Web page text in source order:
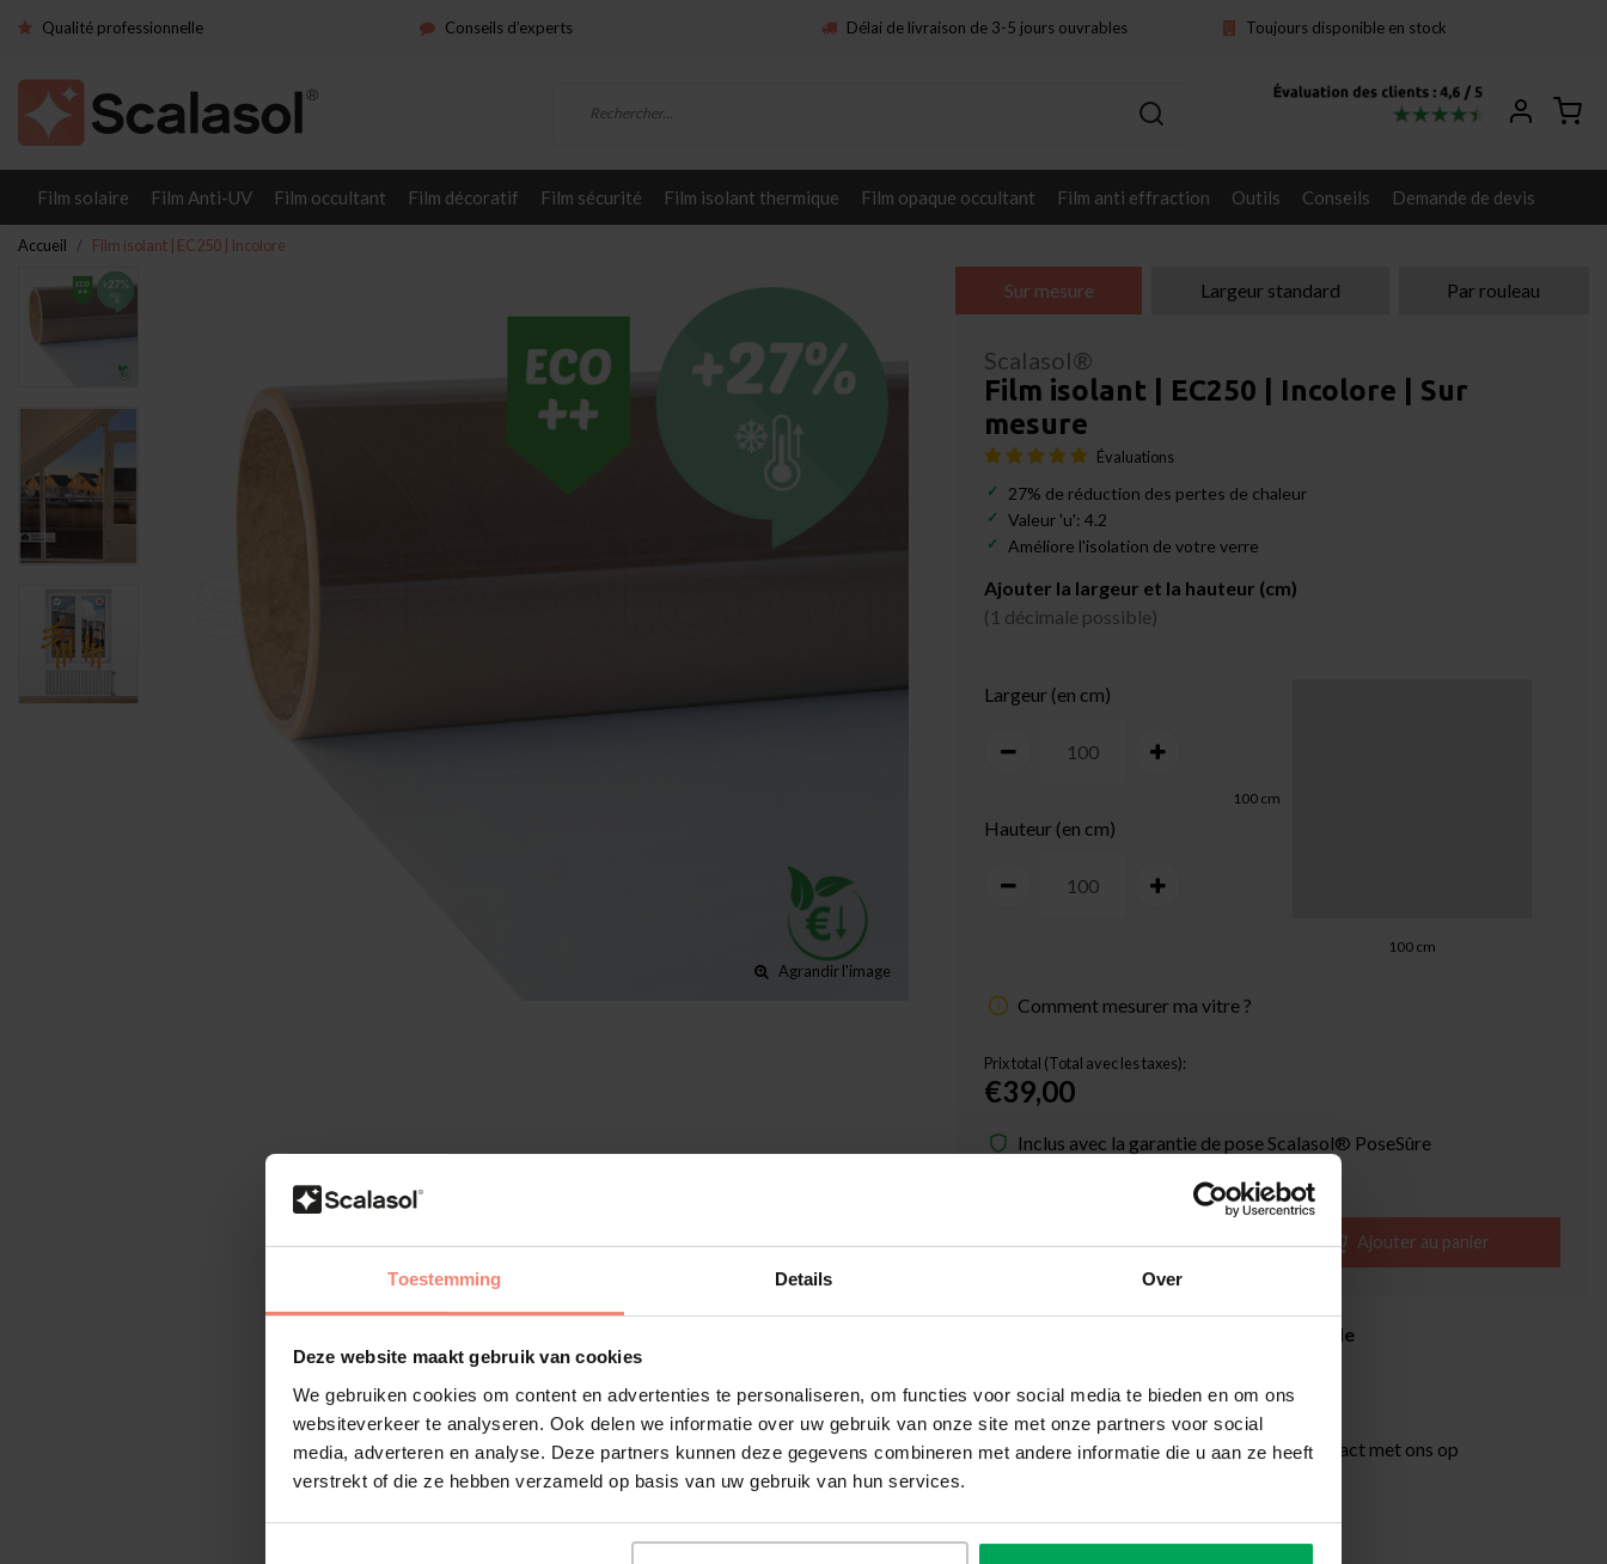
Toestemming Details Over
Deze website maakt gebruik van cookies
We gebruiken cookies om content en advertenties te personaliseren, om functies voor social media te bieden en om ons
websiteverkeer te analyseren. Ook delen we informatie over uw gebruik van onze site met onze partners voor social
media, adverteren en analyse. Deze partners kunnen deze gegevens combineren met andere informatie die u aan ze heeft
verstrekt of die ze hebben verzameld op basis van uw gebruik van hun services.
Qualité professionnelle Conseils d’experts Délai de livraison de 3-5 jours ouvrables Toujours disponible en stock
Film solaire Film Anti-UV Film occultant Film décoratif Film sécurité Film isolant thermique Film opaque occultant Film anti effraction Outils Conseils Demande de devis
Accueil Film isolant | EC250 | Incolore
Agrandir l'image
Sur mesure Largeur standard Par rouleau
Scalasol®
Film isolant | EC250 | Incolore | Sur
mesure
Évaluations
27% de réduction des pertes de chaleur
Valeur 'u': 4.2
Améliore l'isolation de votre verre
Ajouter la largeur et la hauteur (cm)
(1 décimale possible)
Largeur (en cm)
Hauteur (en cm)
100 cm
100 cm
Comment mesurer ma vitre ?
Prix total (Total avec les taxes):
€39,00
Inclus avec la garantie de pose Scalasol® PoseSûre
Quantité - + Ajouter au panier
Film de vitrage de qualité professionnelle
Informations additionnelles?Neem contact met ons op
Outils recommandés